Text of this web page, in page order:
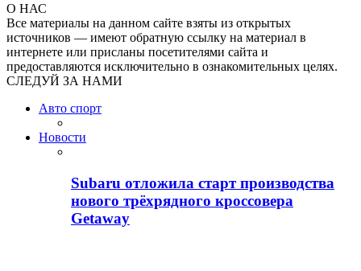
О НАС
Все материалы на данном сайте взяты из открытых
источников — имеют обратную ссылку на материал в
интернете или присланы посетителями сайта и
предоставляются исключительно в ознакомительных целях.
СЛЕДУЙ ЗА НАМИ
Авто спорт
Новости
Subaru отложила старт производства
нового трёхрядного кроссовера
Getaway